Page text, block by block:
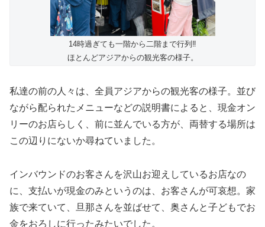
14時過ぎても一階から二階まで行列‼︎
ほとんどアジアからの観光客の様子。
私達の前の人々は、全員アジアからの観光客の様子。並び
ながら配られたメニューなどの説明書によると、現金オン
リーのお店らしく、前に並んでいる方が、両替する場所は
この辺りにないか尋ねていました。
インバウンドのお客さんを沢山お迎えしているお店なの
に、支払いが現金のみというのは、お客さんが可哀想。家
族で来ていて、旦那さんを並ばせて、奥さんと子どもでお
金をおろしに行ったみたいでした。